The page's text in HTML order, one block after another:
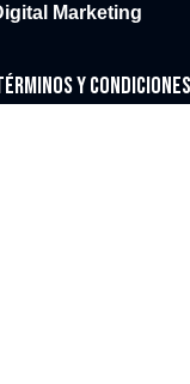
Marketing
y Condiciones